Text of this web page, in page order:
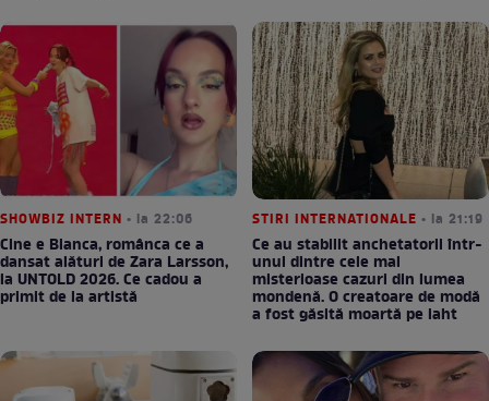
SHOWBIZ INTERN • la 22:06
Cine e Bianca, românca ce a
dansat alături de Zara Larsson,
la UNTOLD 2026. Ce cadou a
primit de la artistă
STIRI INTERNATIONALE • la 21:19
Ce au stabilit anchetatorii într-
unul dintre cele mai
misterioase cazuri din lumea
mondenă. O creatoare de modă
a fost găsită moartă pe iaht